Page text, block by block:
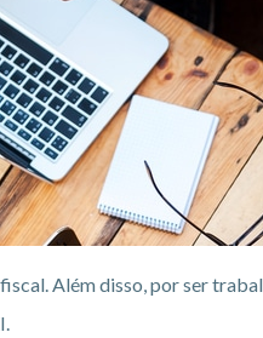
Além disso, por ser